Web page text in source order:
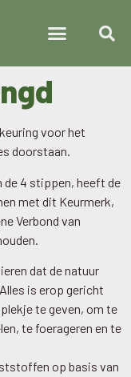
voor het
doorstaan.
de 4 stippen, heeft de
met dit Keurmerk,
Verbond van
dat de natuur
is erop gericht
te geven, om te
te foerageren en te
op basis van